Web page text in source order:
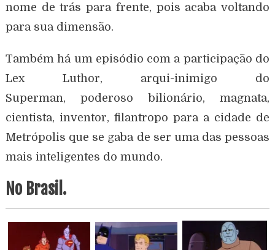
nome de trás para frente, pois acaba voltando
para sua dimensão.
Também há um episódio com a participação do
Lex Luthor, arqui-inimigo do
Superman, poderoso bilionário, magnata,
cientista, inventor, filantropo para a cidade de
Metrópolis que se gaba de ser uma das pessoas
mais inteligentes do mundo.
No Brasil.